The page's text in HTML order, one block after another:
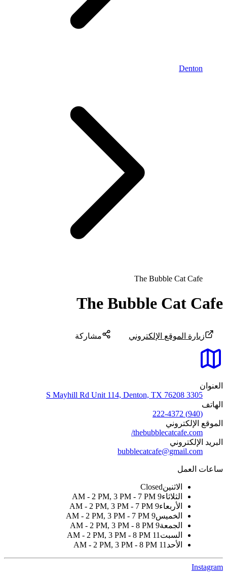
Denton
The Bubble Cat Cafe
The Bubble Cat Cafe
زيارة الموقع الإلكتروني مشاركة
العنوان
3305 S Mayhill Rd Unit 114, Denton, TX 76208
الهاتف
(940) 222-4372
الموقع الإلكتروني
thebubblecatcafe.com/
البريد الإلكتروني
bubblecatcafe@gmail.com
ساعات العمل
الاثنينClosed
الثلاثاء9 AM - 2 PM, 3 PM - 7 PM
الأربعاء9 AM - 2 PM, 3 PM - 7 PM
الخميس9 AM - 2 PM, 3 PM - 7 PM
الجمعة9 AM - 2 PM, 3 PM - 8 PM
السبت 11 AM - 2 PM, 3 PM - 8 PM
الأحد 11 AM - 2 PM, 3 PM - 8 PM
Instagram